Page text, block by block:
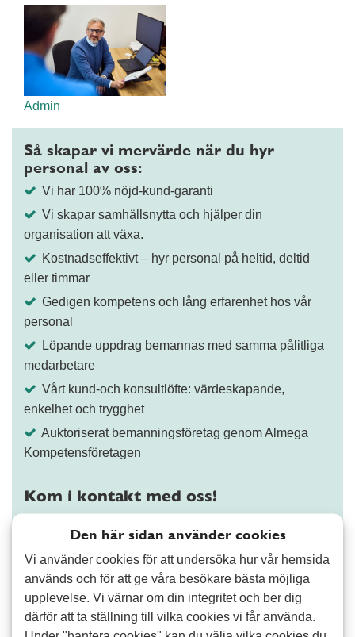
Admin
Så skapar vi mervärde när du hyr
personal av oss:
Vi har 100% nöjd-kund-garanti
Vi skapar samhällsnytta och hjälper din
organisation att växa.
Kostnadseffektivt – hyr personal på heltid, deltid
eller timmar
Gedigen kompetens och lång erfarenhet hos vår
personal
Löpande uppdrag bemannas med samma pålitliga
medarbetare
Vårt kund-och konsultlöfte: värdeskapande,
enkelhet och trygghet
Auktoriserat bemanningsföretag genom Almega
Kompetensföretagen
Kom i kontakt med oss!
×
× Ekonomi, lön och administration
Den här sidan använder cookies
Vi använder cookies för att undersöka hur vår hemsida
används och för att ge våra besökare bästa möjliga
upplevelse. Vi värnar om din integritet och ber dig
därför att ta ställning till vilka cookies vi får använda.